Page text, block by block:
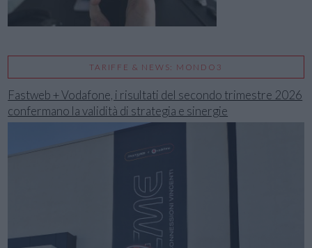
TARIFFE & NEWS: MONDO3
Fastweb + Vodafone, i risultati del secondo trimestre 2026
confermano la validità di strategia e sinergie